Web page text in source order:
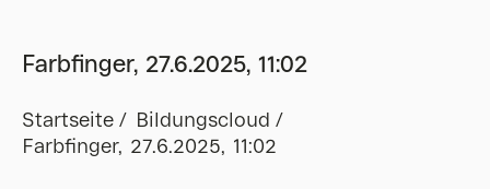
Farbfinger, 27.6.2025, 11:02
Startseite
Bildungscloud
Farbfinger, 27.6.2025, 11:02